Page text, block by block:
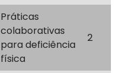
Práticas
colaborativas
para deficiência
física
2